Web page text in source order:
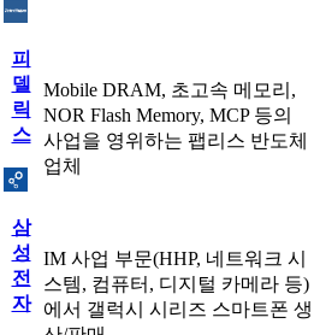
피
델
릭
스
Mobile DRAM, 초고속 메모리,
NOR Flash Memory, MCP 등의
사업을 영위하는 팹리스 반도체
업체
삼
성
전
자
IM 사업 부문(HHP, 네트워크 시
스템, 컴퓨터, 디지털 카메라 등)
에서 갤럭시 시리즈 스마트폰 생